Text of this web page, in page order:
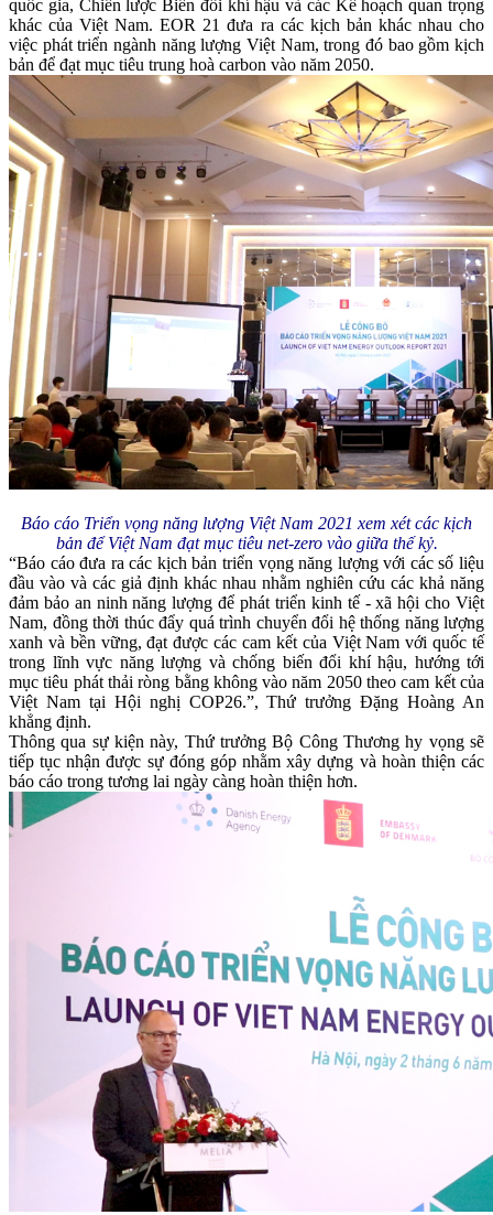
quốc gia, Chiến lược Biến đổi khí hậu và các Kế hoạch quan trọng
khác của Việt Nam. EOR 21 đưa ra các kịch bản khác nhau cho
việc phát triển ngành năng lượng Việt Nam, trong đó bao gồm kịch
bản để đạt mục tiêu trung hoà carbon vào năm 2050.
Báo cáo Triển vọng năng lượng Việt Nam 2021 xem xét các kịch
bản để Việt Nam đạt mục tiêu net-zero vào giữa thế kỷ.
“Báo cáo đưa ra các kịch bản triển vọng năng lượng với các số liệu
đầu vào và các giả định khác nhau nhằm nghiên cứu các khả năng
đảm bảo an ninh năng lượng để phát triển kinh tế - xã hội cho Việt
Nam, đồng thời thúc đẩy quá trình chuyển đổi hệ thống năng lượng
xanh và bền vững, đạt được các cam kết của Việt Nam với quốc tế
trong lĩnh vực năng lượng và chống biến đổi khí hậu, hướng tới
mục tiêu phát thải ròng bằng không vào năm 2050 theo cam kết của
Việt Nam tại Hội nghị COP26.”, Thứ trưởng Đặng Hoàng An
khẳng định.
Thông qua sự kiện này, Thứ trưởng Bộ Công Thương hy vọng sẽ
tiếp tục nhận được sự đóng góp nhằm xây dựng và hoàn thiện các
báo cáo trong tương lai ngày càng hoàn thiện hơn.